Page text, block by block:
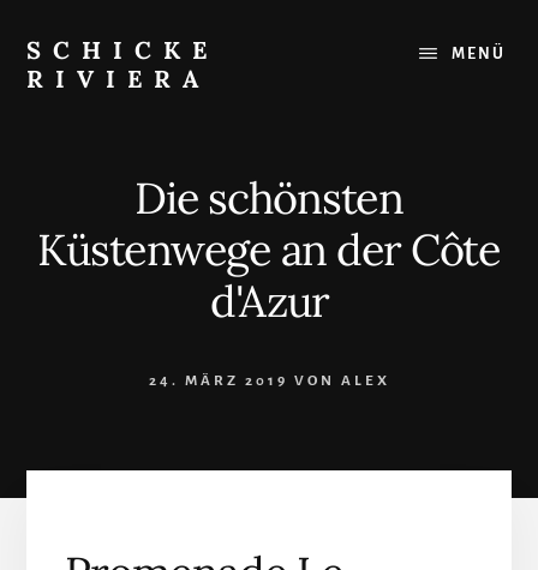
content
SCHICKE
RIVIERA
d'Azur:
MENÜ
Die schönsten
Küstenwege an der Côte
d'Azur
24. MÄRZ 2019 VON ALEX